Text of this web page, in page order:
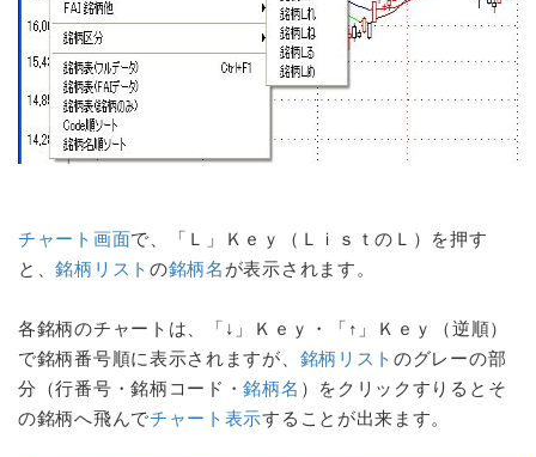
チャート画面で、「Ｌ」Ｋｅｙ（ＬｉｓｔのＬ）を押す
と、銘柄リスト の銘柄名 が表示されます。
各銘柄のチャートは、「↓」Ｋｅｙ・「↑」Ｋｅｙ（逆順）
で銘柄番号順に表示されますが、 銘柄リスト のグレーの部
分（行番号・銘柄コード・銘柄名 ）をクリックすりるとそ
の銘柄へ飛んでチャート表示することが出来ます。